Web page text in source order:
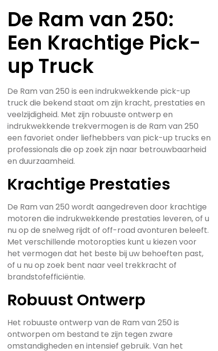
De Ram van 250:
Een Krachtige Pick-
up Truck
De Ram van 250 is een indrukwekkende pick-up
truck die bekend staat om zijn kracht, prestaties en
veelzijdigheid. Met zijn robuuste ontwerp en
indrukwekkende trekvermogen is de Ram van 250
een favoriet onder liefhebbers van pick-up trucks en
professionals die op zoek zijn naar betrouwbaarheid
en duurzaamheid.
Krachtige Prestaties
De Ram van 250 wordt aangedreven door krachtige
motoren die indrukwekkende prestaties leveren, of u
nu op de snelweg rijdt of off-road avonturen beleeft.
Met verschillende motoropties kunt u kiezen voor
het vermogen dat het beste bij uw behoeften past,
of u nu op zoek bent naar veel trekkracht of
brandstofefficiëntie.
Robuust Ontwerp
Het robuuste ontwerp van de Ram van 250 is
ontworpen om bestand te zijn tegen zware
omstandigheden en intensief gebruik. Van het